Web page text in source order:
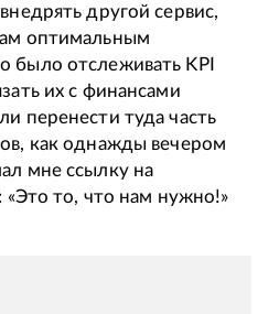
другой сервис,
оптимальным
отслеживать KPI
их с финансами
перенести туда часть
как однажды вечером
мне ссылку на
«Это то, что нам нужно!»